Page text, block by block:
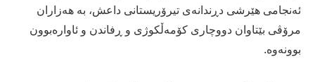
ئەنجامی هێرشی دڕندانەی تیرۆریستانی داعش، بە هەزاران
مرۆڤی بێتاوان دووچاری کۆمەڵکوژی و ڕفاندن و ئاوارەبوون
بوونەوە.